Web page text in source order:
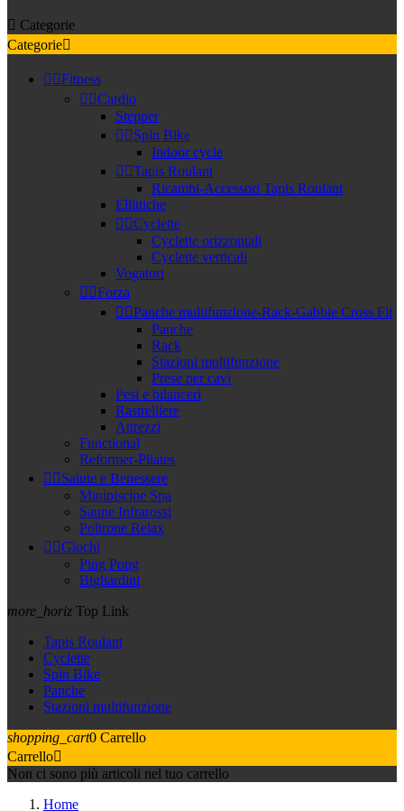
 Categorie
Categorie
 Fitness
 Cardio
Stepper
 Spin Bike
Indoor cycle
 Tapis Roulant
Ricambi-Accessori Tapis Roulant
Ellittiche
 Cyclette
Cyclette orizzontali
Cyclette verticali
Vogatori
 Forza
 Panche multifunzione-Rack-Gabbie Cross Fit
Panche
Rack
Stazioni multifunzione
Prese per cavi
Pesi e bilanceri
Rastrelliere
Attrezzi
Functional
Reformer-Pilates
 Salute e Benessere
Minipiscine Spa
Saune Infrarossi
Poltrone Relax
 Giochi
Ping Pong
Bigliardini
more_horiz Top Link
Tapis Roulant
Cyclette
Spin Bike
Panche
Stazioni multifunzione
shopping_cart0 Carrello
Carrello
Non ci sono più articoli nel tuo carrello
Home